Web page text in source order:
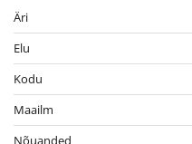
Äri
Elu
Kodu
Maailm
Nõuanded